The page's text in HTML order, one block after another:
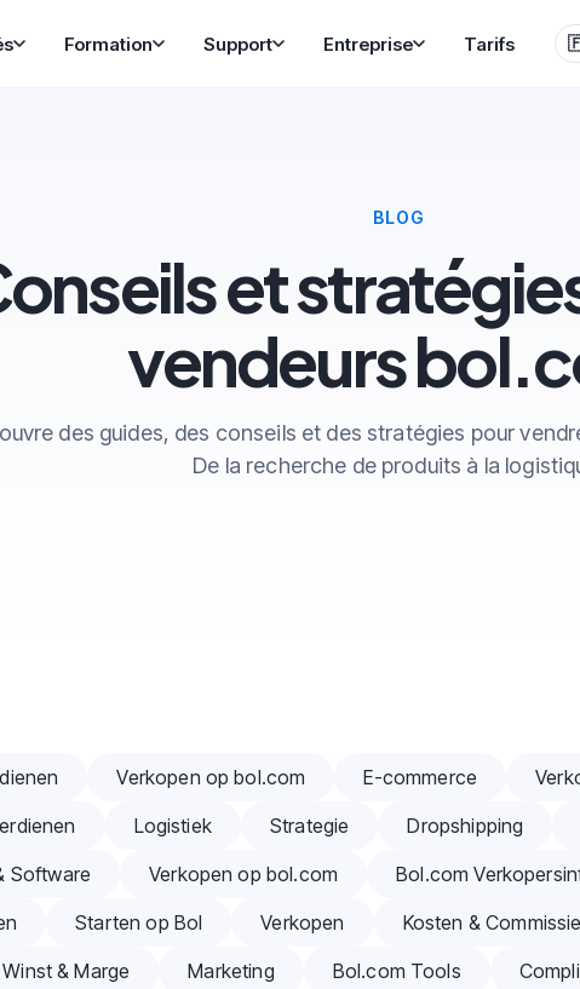
Formation Support Entreprise Tarifs
BLOG
et
vendeurs
des guides, des conseils et des stratégies pour
De la recherche de produits à la
Verkopen op bol.com E-commerce
Logistiek Strategie Dropshipping
Software Verkopen op bol.com Bol.com
Starten op Bol Verkopen Kosten &
Winst & Marge Marketing Bol.com Tools